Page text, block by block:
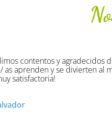
Las dinámicas han